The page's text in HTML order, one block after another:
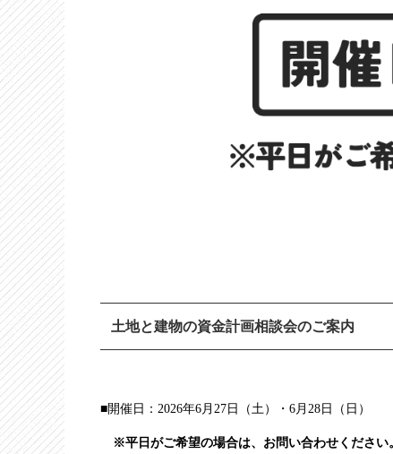
土地と建物の資金計画相談会のご案内
■開催日：2026年6月27日（土）・6月28日（日）
※平日がご希望の場合は、お問い合わせください